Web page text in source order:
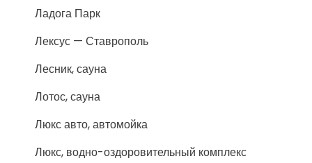
Ладога Парк
Лексус — Ставрополь
Лесник, сауна
Лотос, сауна
Люкс авто, автомойка
Люкс, водно-оздоровительный комплекс